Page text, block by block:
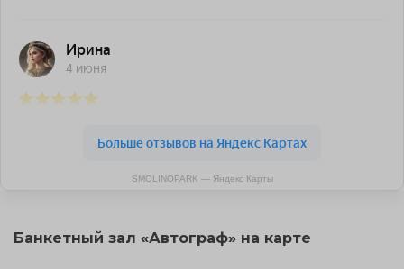
SMOLINOPARK — Яндекс Карты
Банкетный зал «Автограф» на карте